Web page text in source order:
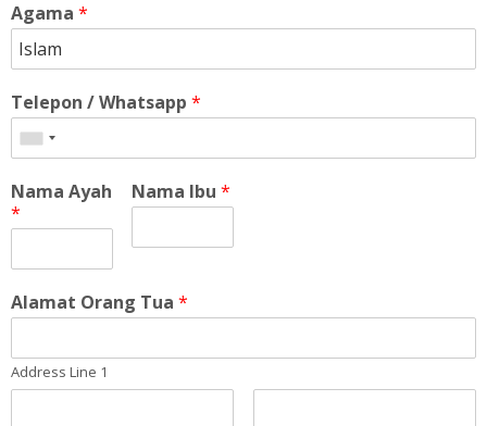
Agama *
Telepon / Whatsapp *
Nama Ayah
*
Nama Ibu*
Alamat Orang Tua *
Address Line 1